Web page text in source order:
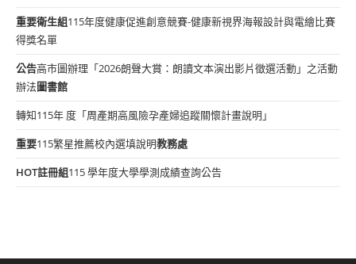
重要衛生組115年度健康促進創意競賽-健康新視界海報設計與電繪比賽
得獎名單
公告高市圖辦理「2026朗聲大賞：朗讀文本演出影片徵選活動」之活動
辦法圖書館
轉知115年 度「周產期高風險孕產婦追蹤關懷計畫說明」
重要115繁星推薦校內選填說明教務處
HOT註冊組115 學年度大學學測成績查詢公告